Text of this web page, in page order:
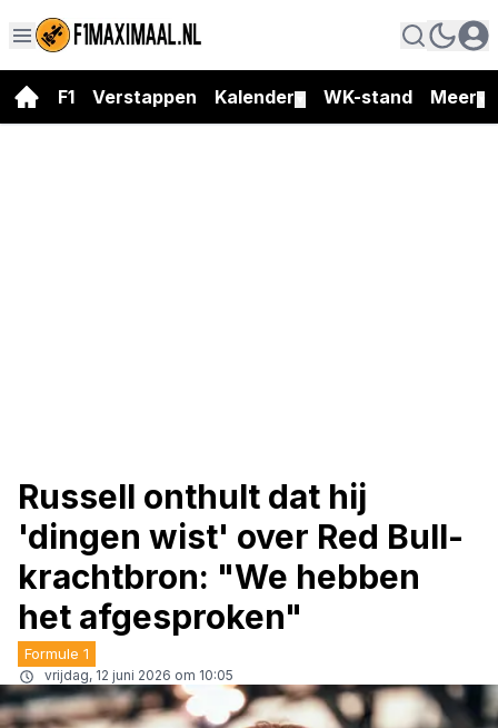
F1 Verstappen Kalender WK-stand Meer
Russell onthult dat hij
'dingen wist' over Red Bull-
krachtbron: "We hebben
het afgesproken"
Formule 1
vrijdag, 12 juni 2026 om 10:05